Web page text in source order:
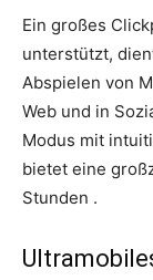
Ein großes
unterstützt,
Abspielen von
Web und in
Modus mit
bietet eine
Stunden .